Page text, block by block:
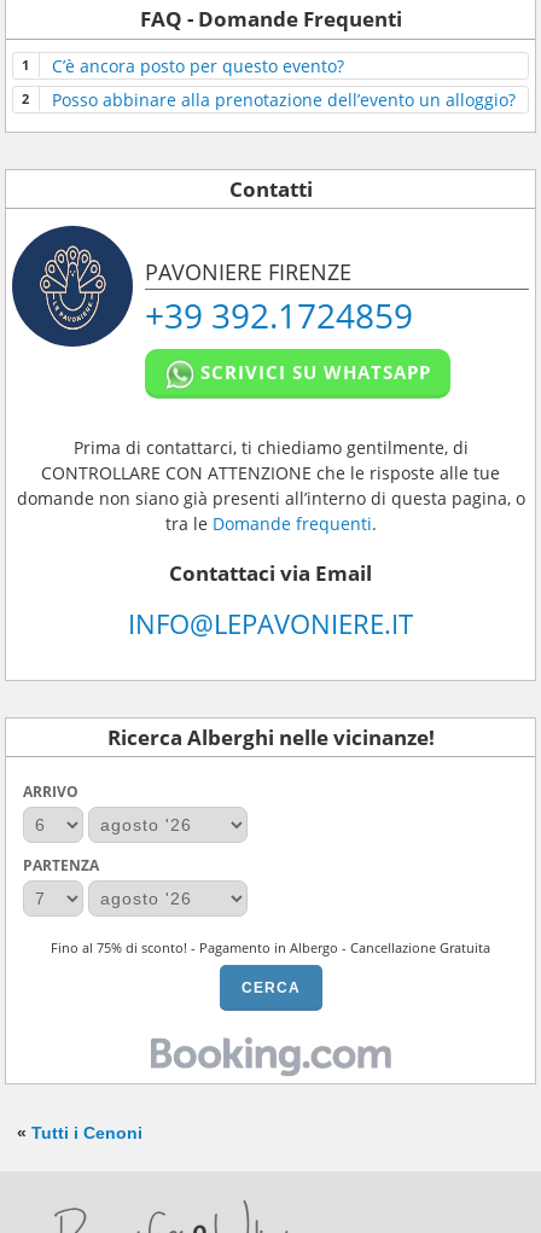
FAQ - Domande Frequenti
C’è ancora posto per questo evento?
Posso abbinare alla prenotazione dell’evento un alloggio?
Contatti
PAVONIERE FIRENZE
+39 392.1724859
SCRIVICI SU WHATSAPP
Prima di contattarci, ti chiediamo gentilmente, di
CONTROLLARE CON ATTENZIONE che le risposte alle tue
domande non siano già presenti all’interno di questa pagina, o
tra le Domande frequenti.
Contattaci via Email
INFO@LEPAVONIERE.IT
Ricerca Alberghi nelle vicinanze!
ARRIVO
PARTENZA
Fino al 75% di sconto! - Pagamento in Albergo - Cancellazione Gratuita
«Tutti i Cenoni